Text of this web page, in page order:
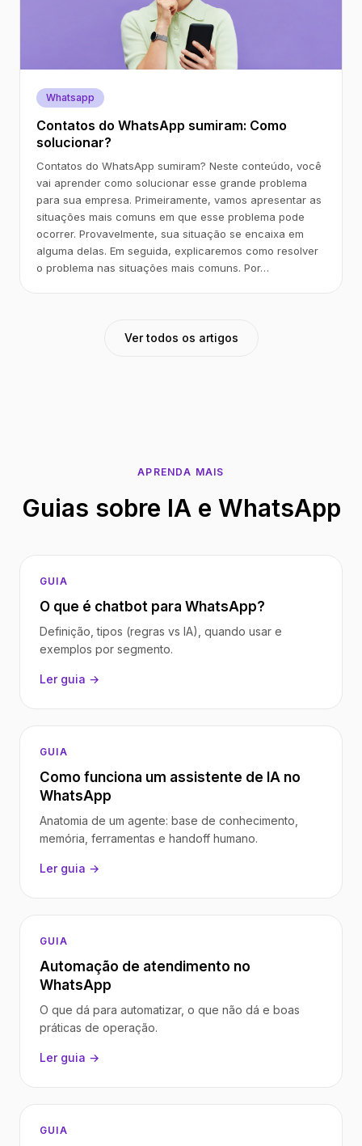
Whatsapp
Contatos do WhatsApp sumiram: Como
solucionar?
Contatos do WhatsApp sumiram? Neste conteúdo, você
vai aprender como solucionar esse grande problema
para sua empresa. Primeiramente, vamos apresentar as
situações mais comuns em que esse problema pode
ocorrer. Provavelmente, sua situação se encaixa em
alguma delas. Em seguida, explicaremos como resolver
o problema nas situações mais comuns. Por…
Ver todos os artigos
APRENDA MAIS
Guias sobre IA e WhatsApp
GUIA
O que é chatbot para WhatsApp?
Definição, tipos (regras vs IA), quando usar e
exemplos por segmento.
Ler guia →
GUIA
Como funciona um assistente de IA no
WhatsApp
Anatomia de um agente: base de conhecimento,
memória, ferramentas e handoff humano.
Ler guia →
GUIA
Automação de atendimento no
WhatsApp
O que dá para automatizar, o que não dá e boas
práticas de operação.
Ler guia →
GUIA